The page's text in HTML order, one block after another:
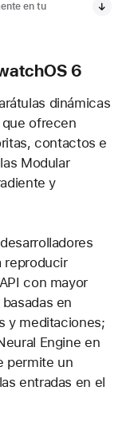
en tu
6
dinámicas
ofrecen
contactos e
Modular
y
reproducir
con mayor
en
y meditaciones;
Engine en
permite un
entradas en el